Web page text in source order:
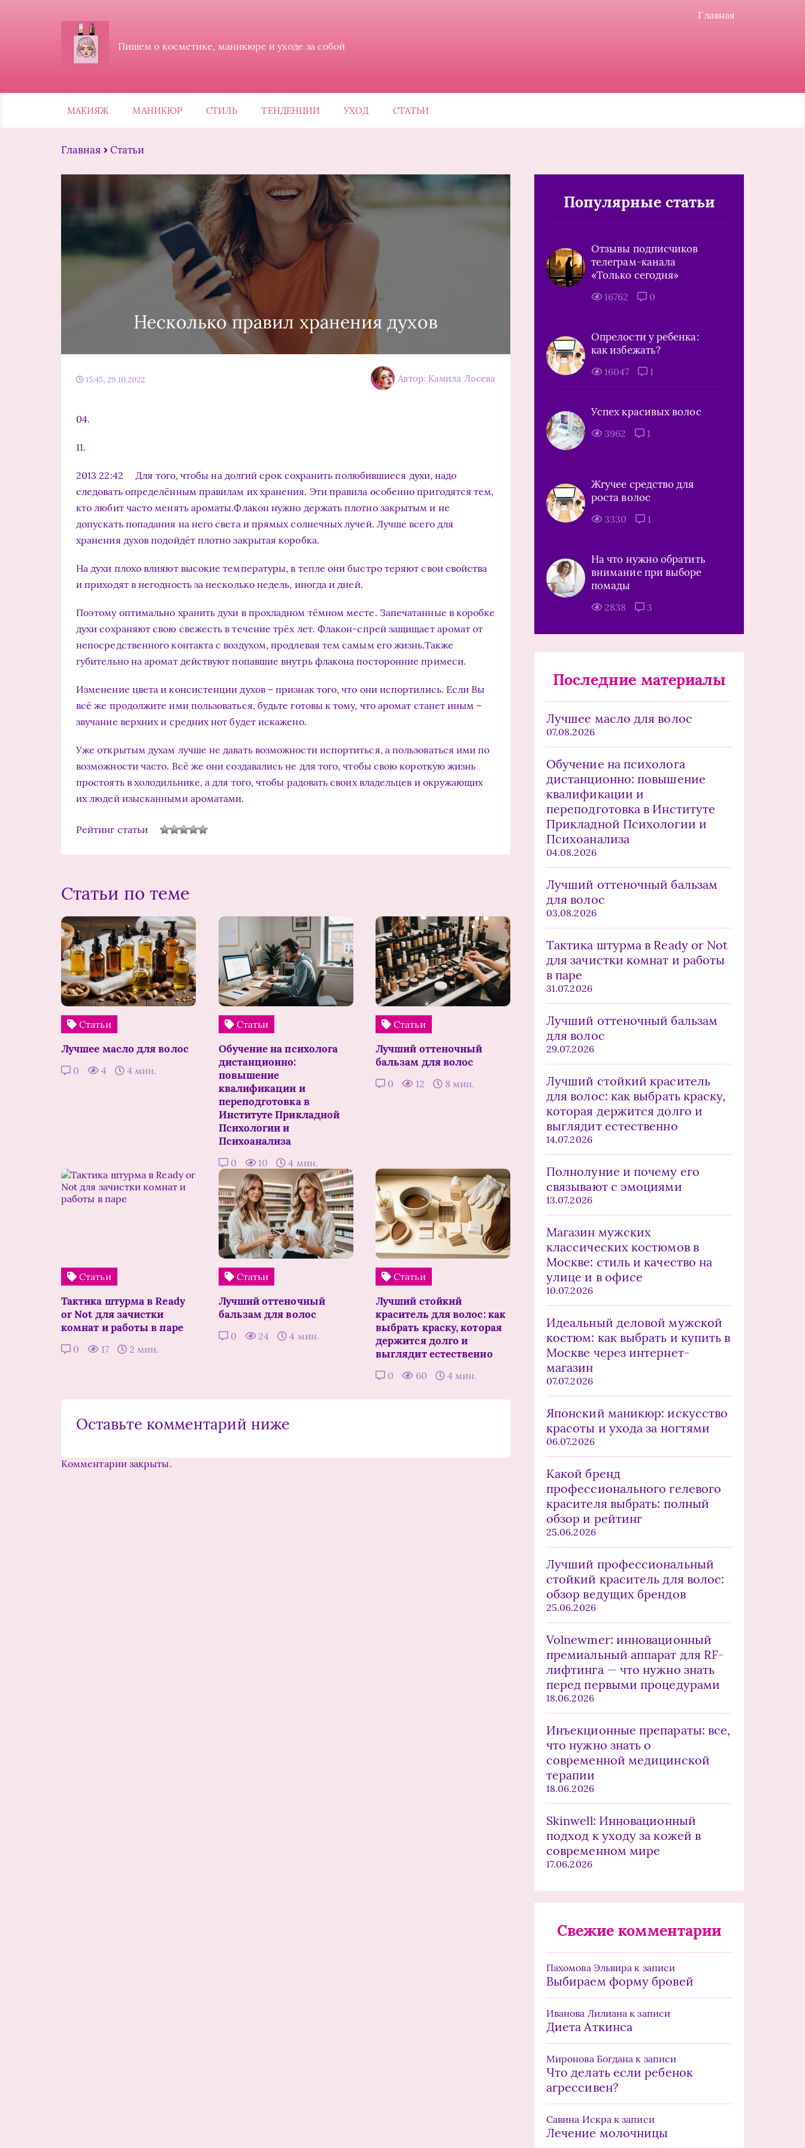
Главная
Пишем о косметике, маникюре и уходе за собой
МАКИЯЖ МАНИКЮР СТИЛЬ ТЕНДЕНЦИИ УХОД СТАТЬИ
Главная Статьи
Несколько правил хранения духов
15:45, 29.10.2022 Автор: Камила Лосева
04.
11.
2013 22:42 Для того, чтобы на долгий срок сохранить полюбившиеся духи, надо
следовать определённым правилам их хранения. Эти правила особенно пригодятся тем,
кто любит часто менять ароматы.Флакон нужно держать плотно закрытым и не
допускать попадания на него света и прямых солнечных лучей. Лучше всего для
хранения духов подойдёт плотно закрытая коробка.
На духи плохо влияют высокие температуры, в тепле они быстро теряют свои свойства
и приходят в негодность за несколько недель, иногда и дней.
Поэтому оптимально хранить духи в прохладном тёмном месте. Запечатанные в коробке
духи сохраняют свою свежесть в течение трёх лет. Флакон-спрей защищает аромат от
непосредственного контакта с воздухом, продлевая тем самым его жизнь.Также
губительно на аромат действуют попавшие внутрь флакона посторонние примеси.
Изменение цвета и консистенции духов – признак того, что они испортились. Если Вы
всё же продолжите ими пользоваться, будьте готовы к тому, что аромат станет иным –
звучание верхних и средних нот будет искажено.
Уже открытым духам лучше не давать возможности испортиться, а пользоваться ими по
возможности часто. Всё же они создавались не для того, чтобы свою короткую жизнь
простоять в холодильнике, а для того, чтобы радовать своих владельцев и окружающих
их людей изысканными ароматами.
Рейтинг статьи
Статьи по теме
Статьи
Лучшее масло для волос
0 4 4 мин.
Статьи
Обучение на психолога
дистанционно:
повышение
квалификации и
переподготовка в
Институте Прикладной
Психологии и
Психоанализа
0 10 4 мин.
Статьи
Лучший оттеночный
бальзам для волос
0 12 8 мин.
Статьи
Тактика штурма в Ready
or Not для зачистки
комнат и работы в паре
0 17 2 мин.
Статьи
Лучший оттеночный
бальзам для волос
0 24 4 мин.
Статьи
Лучший стойкий
краситель для волос: как
выбрать краску, которая
держится долго и
выглядит естественно
0 60 4 мин.
Оставьте комментарий ниже
Комментарии закрыты.
Популярные статьи
Отзывы подписчиков
телеграм-канала
«Только сегодня»
16762 0
Опрелости у ребенка:
как избежать?
16047 1
Успех красивых волос
3962 1
Жгучее средство для
роста волос
3330 1
На что нужно обратить
внимание при выборе
помады
2838 3
Последние материалы
Лучшее масло для волос
07.08.2026
Обучение на психолога
дистанционно: повышение
квалификации и
переподготовка в Институте
Прикладной Психологии и
Психоанализа
04.08.2026
Лучший оттеночный бальзам
для волос
03.08.2026
Тактика штурма в Ready or Not
для зачистки комнат и работы
в паре
31.07.2026
Лучший оттеночный бальзам
для волос
29.07.2026
Лучший стойкий краситель
для волос: как выбрать краску,
которая держится долго и
выглядит естественно
14.07.2026
Полнолуние и почему его
связывают с эмоциями
13.07.2026
Магазин мужских
классических костюмов в
Москве: стиль и качество на
улице и в офисе
10.07.2026
Идеальный деловой мужской
костюм: как выбрать и купить в
Москве через интернет-
магазин
07.07.2026
Японский маникюр: искусство
красоты и ухода за ногтями
06.07.2026
Какой бренд
профессионального гелевого
красителя выбрать: полный
обзор и рейтинг
25.06.2026
Лучший профессиональный
стойкий краситель для волос:
обзор ведущих брендов
25.06.2026
Volnewmer: инновационный
премиальный аппарат для RF-
лифтинга — что нужно знать
перед первыми процедурами
18.06.2026
Инъекционные препараты: все,
что нужно знать о
современной медицинской
терапии
18.06.2026
Skinwell: Инновационный
подход к уходу за кожей в
современном мире
17.06.2026
Свежие комментарии
Пахомова Эльвира к записи
Выбираем форму бровей
Иванова Лилиана к записи
Диета Аткинса
Миронова Богдана к записи
Что делать если ребенок
агрессивен?
Савина Искрак записи
Лечение молочницы